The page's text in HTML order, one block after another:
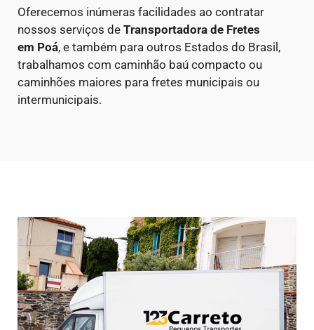
Oferecemos inúmeras facilidades ao contratar
nossos serviços de Transportadora de Fretes
em Poá, e também para outros Estados do Brasil,
trabalhamos com caminhão baú compacto ou
caminhões maiores para fretes municipais ou
intermunicipais.